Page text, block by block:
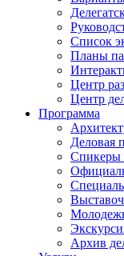
Список
Планы
Центр
Центр
Программа
Деловая
Спикеры
Архив